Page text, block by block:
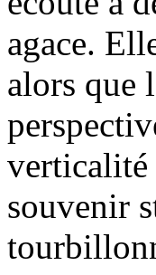
agace.
alors que
verticalité
souvenir